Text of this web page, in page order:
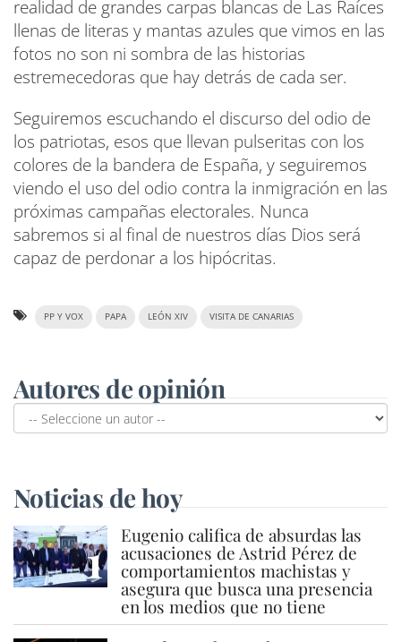
realidad de grandes carpas blancas de Las Raíces
llenas de literas y mantas azules que vimos en las
fotos no son ni sombra de las historias
estremecedoras que hay detrás de cada ser.
Seguiremos escuchando el discurso del odio de
los patriotas, esos que llevan pulseritas con los
colores de la bandera de España, y seguiremos
viendo el uso del odio contra la inmigración en las
próximas campañas electorales. Nunca
sabremos si al final de nuestros días Dios será
capaz de perdonar a los hipócritas.
PP Y VOX PAPA LEÓN XIV VISITA DE CANARIAS
Autores de opinión
Noticias de hoy
1 Eugenio califica de absurdas las
acusaciones de Astrid Pérez de
comportamientos machistas y
asegura que busca una presencia
en los medios que no tiene